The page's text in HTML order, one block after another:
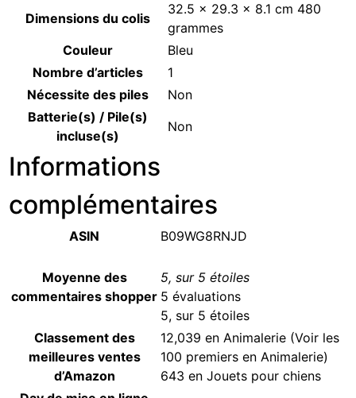
Dimensions du colis
‎32.5 x 29.3 x 8.1 cm 480
grammes
Couleur
‎Bleu
Nombre d’articles
‎1
Nécessite des piles
‎Non
Batterie(s) / Pile(s)
incluse(s)
‎Non
Informations
complémentaires
ASIN B09WG8RNJD
Moyenne des
commentaires shopper
5, sur 5 étoiles
5 évaluations
5, sur 5 étoiles
Classement des
meilleures ventes
d’Amazon
12,039 en Animalerie (Voir les
100 premiers en Animalerie)
643 enJouets pour chiens